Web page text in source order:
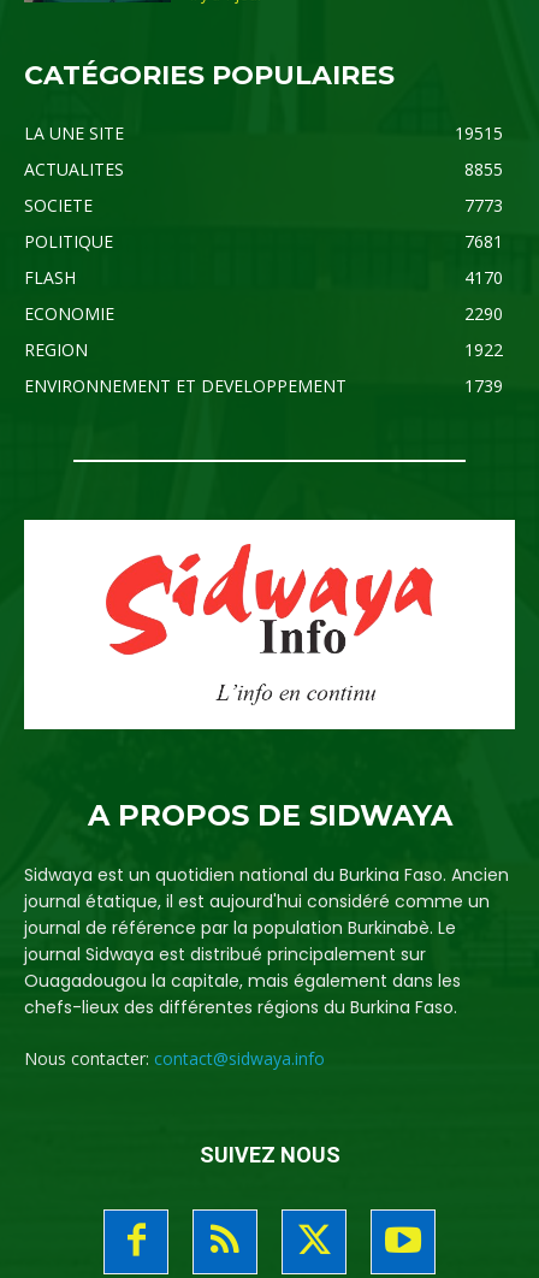
CATÉGORIES POPULAIRES
LA UNE SITE
19515
ACTUALITES
8855
SOCIETE
7773
POLITIQUE
7681
FLASH
4170
ECONOMIE
2290
REGION
1922
ENVIRONNEMENT ET DEVELOPPEMENT
1739
A PROPOS DE SIDWAYA
Sidwaya est un quotidien national du Burkina Faso. Ancien
journal étatique, il est aujourd'hui considéré comme un
journal de référence par la population Burkinabè. Le
journal Sidwaya est distribué principalement sur
Ouagadougou la capitale, mais également dans les
chefs-lieux des différentes régions du Burkina Faso.
Nous contacter: contact@sidwaya.info
SUIVEZ NOUS